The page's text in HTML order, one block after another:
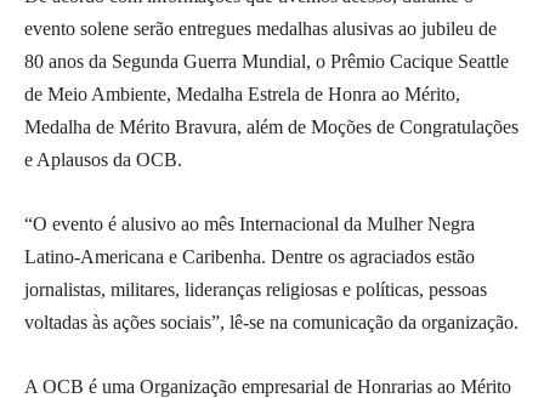
evento solene serão entregues medalhas alusivas ao jubileu de
80 anos da Segunda Guerra Mundial, o Prêmio Cacique Seattle
de Meio Ambiente, Medalha Estrela de Honra ao Mérito,
Medalha de Mérito Bravura, além de Moções de Congratulações
e Aplausos da OCB.
“O evento é alusivo ao mês Internacional da Mulher Negra
Latino-Americana e Caribenha. Dentre os agraciados estão
jornalistas, militares, lideranças religiosas e políticas, pessoas
voltadas às ações sociais”, lê-se na comunicação da organização.
A OCB é uma Organização empresarial de Honrarias ao Mérito